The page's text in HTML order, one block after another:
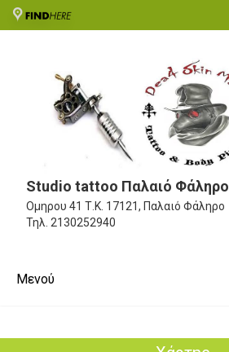
Studio tattoo Παλαιό Φάληρο
Ομηρου 41 Τ.Κ. 17121, Παλαιό Φάληρο
Τηλ. 2130252940
Μενού